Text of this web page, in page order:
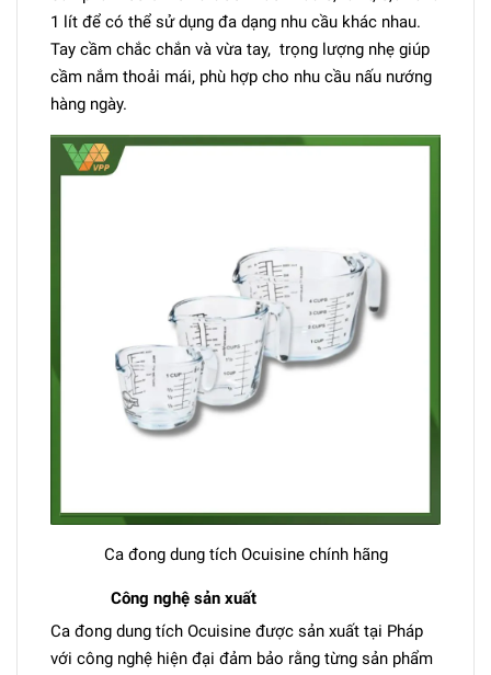
1 lít để có thể sử dụng đa dạng nhu cầu khác nhau.
Tay cầm chắc chắn và vừa tay, trọng lượng nhẹ giúp
cầm nắm thoải mái, phù hợp cho nhu cầu nấu nướng
hàng ngày.
Ca đong dung tích Ocuisine chính hãng
Công nghệ sản xuất
Ca đong dung tích Ocuisine được sản xuất tại Pháp
với công nghệ hiện đại đảm bảo rằng từng sản phẩm